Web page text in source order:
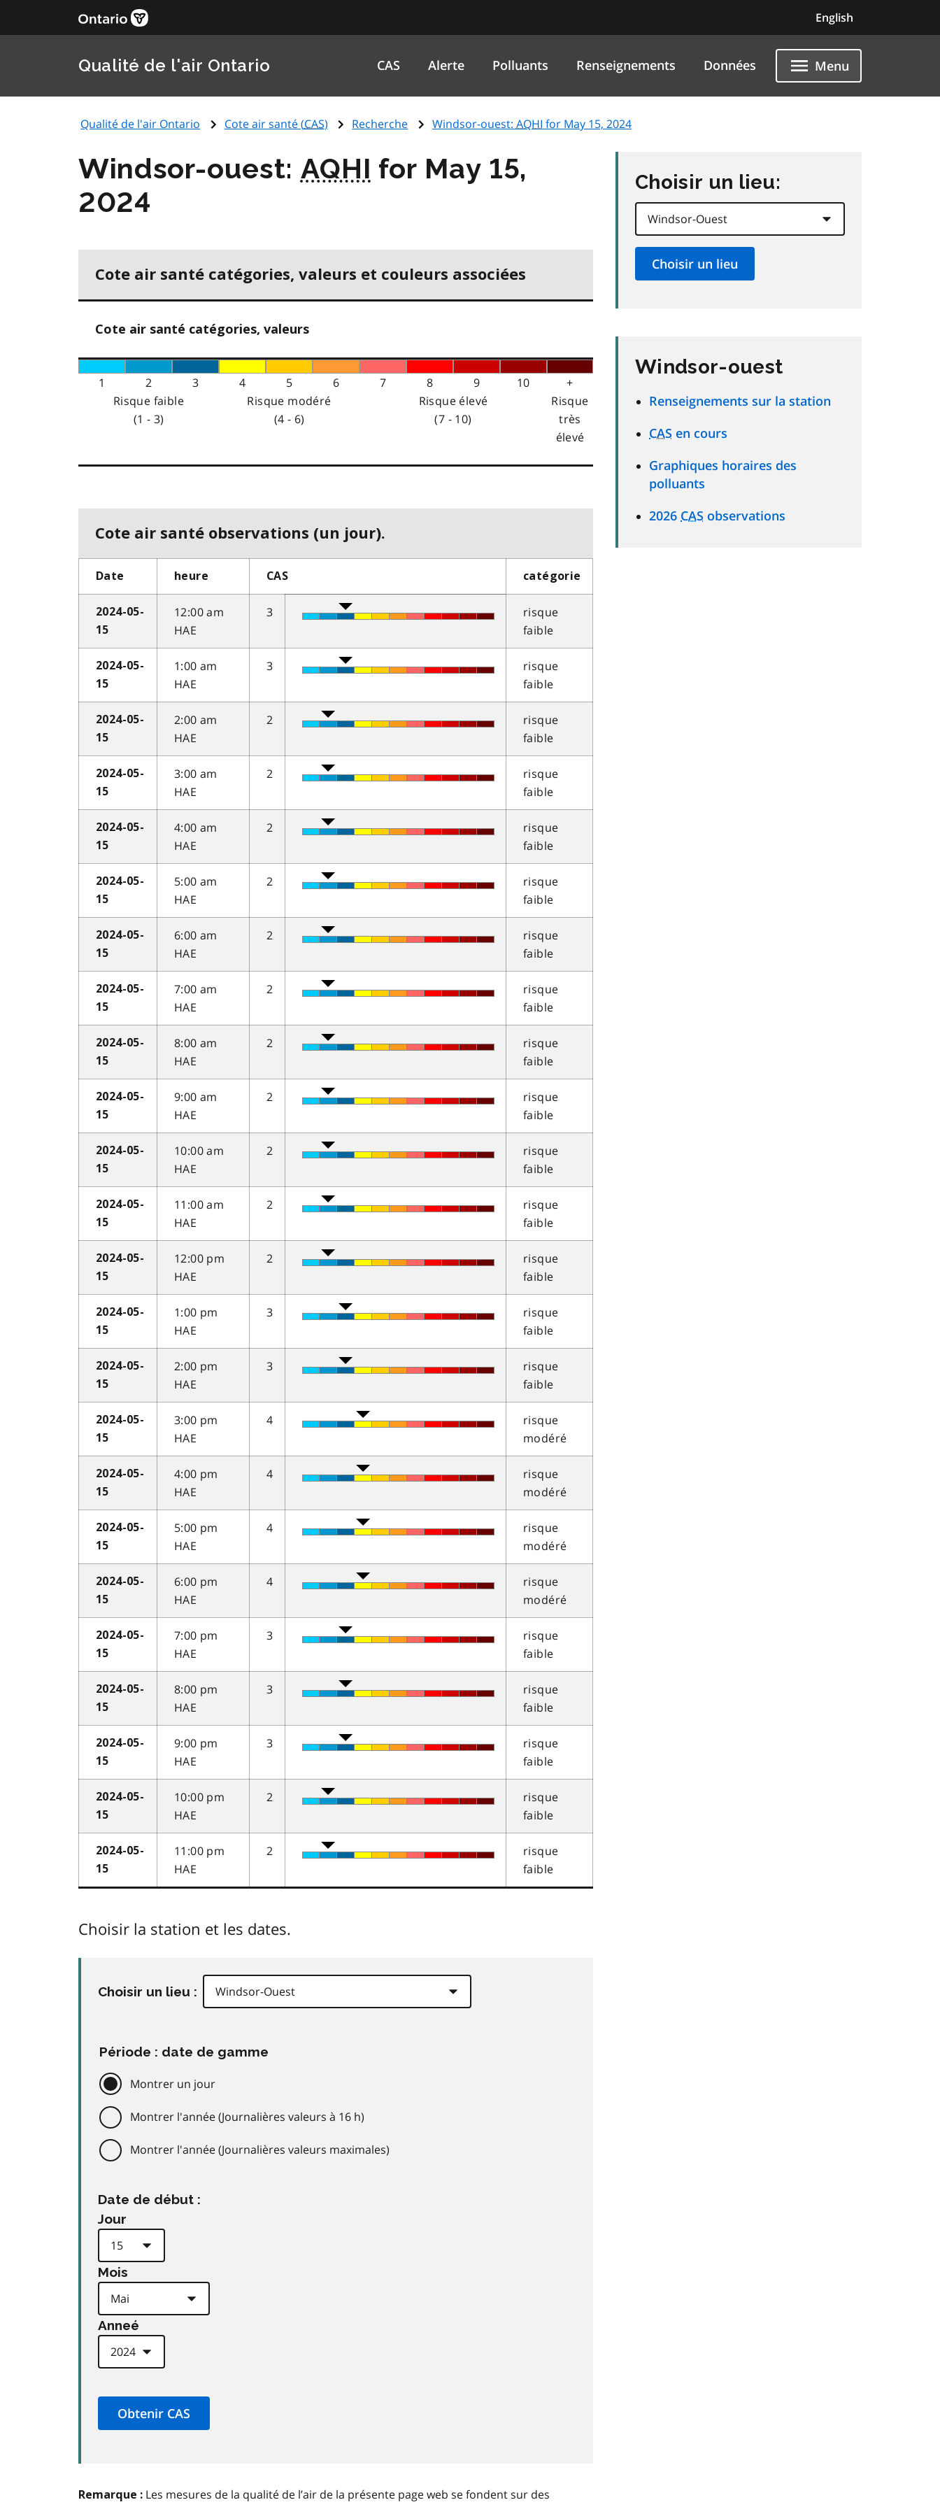
English
Qualité de l'air Ontario CAS Alerte Polluants Renseignements Données Menu
Qualité de l'air Ontario Cote air santé (CAS) Recherche Windsor-ouest: AQHI for May 15, 2024
Windsor-ouest: AQHI for May 15,
2024
Cote air santé catégories, valeurs et couleurs associées
Cote air santé catégories, valeurs
1 2 3 4 5 6 7 8 9 10
+
Risque faible
(1 - 3)
Risque modéré
(4 - 6)
Risque élevé
(7 - 10)
Risque
très
élevé
Cote air santé observations (un jour).
Date heure CAS catégorie
2024-05-
15
12:00 am
HAE
3
risque
faible
2024-05-
15
1:00 am
HAE
3
risque
faible
2024-05-
15
2:00 am
HAE
2
risque
faible
2024-05-
15
3:00 am
HAE
2
risque
faible
2024-05-
15
4:00 am
HAE
2
risque
faible
2024-05-
15
5:00 am
HAE
2
risque
faible
2024-05-
15
6:00 am
HAE
2
risque
faible
2024-05-
15
7:00 am
HAE
2
risque
faible
2024-05-
15
8:00 am
HAE
2
risque
faible
2024-05-
15
9:00 am
HAE
2
risque
faible
2024-05-
15
10:00 am
HAE
2
risque
faible
2024-05-
15
11:00 am
HAE
2
risque
faible
2024-05-
15
12:00 pm
HAE
2
risque
faible
2024-05-
15
1:00 pm
HAE
3
risque
faible
2024-05-
15
2:00 pm
HAE
3
risque
faible
2024-05-
15
3:00 pm
HAE
4
risque
modéré
2024-05-
15
4:00 pm
HAE
4
risque
modéré
2024-05-
15
5:00 pm
HAE
4
risque
modéré
2024-05-
15
6:00 pm
HAE
4
risque
modéré
2024-05-
15
7:00 pm
HAE
3
risque
faible
2024-05-
15
8:00 pm
HAE
3
risque
faible
2024-05-
15
9:00 pm
HAE
3
risque
faible
2024-05-
15
10:00 pm
HAE
2
risque
faible
2024-05-
15
11:00 pm
HAE
2
risque
faible
Choisir la station et les dates.
Choisir un lieu :
Période : date de gamme
Montrer un jour
Montrer l'année (Journalières valeurs à 16 h)
Montrer l'année (Journalières valeurs maximales)
Date de début :
Jour
Mois
Anneé
Remarque : Les mesures de la qualité de l’air de la présente page web se fondent sur des
Choisir un lieu:
Windsor-ouest
Renseignements sur la station
CAS en cours
Graphiques horaires des
polluants
2026 CAS observations